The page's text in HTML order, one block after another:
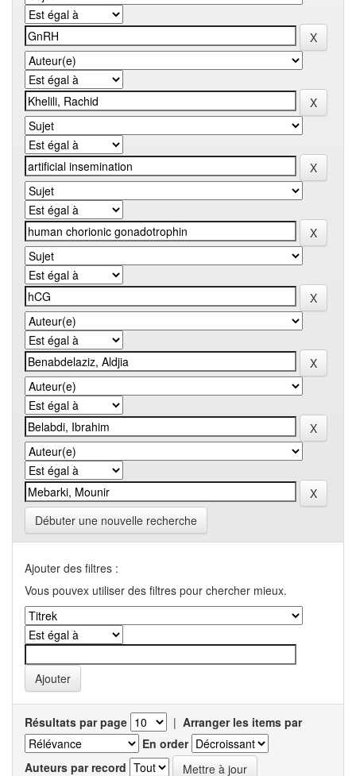
Débuter une nouvelle recherche
Ajouter des filtres :
Vous pouvex utiliser des filtres pour chercher mieux.
Résultats par page | Arranger les items par
En order
Auteurs par record